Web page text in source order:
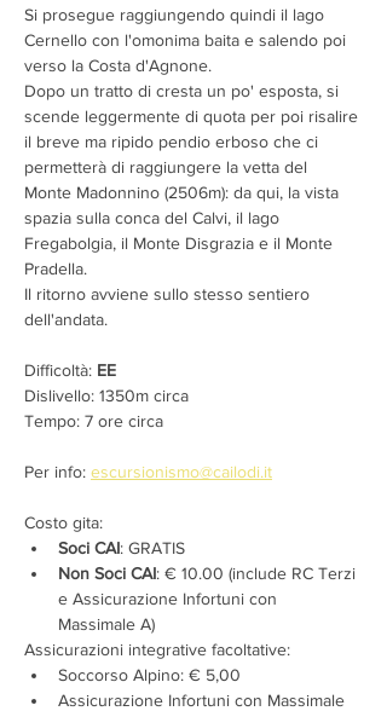
Si prosegue raggiungendo quindi il lago
Cernello con l'omonima baita e salendo poi
verso la Costa d'Agnone.
Dopo un tratto di cresta un po' esposta, si
scende leggermente di quota per poi risalire
il breve ma ripido pendio erboso che ci
permetterà di raggiungere la vetta del
Monte Madonnino (2506m): da qui, la vista
spazia sulla conca del Calvi, il lago
Fregabolgia, il Monte Disgrazia e il Monte
Pradella.
Il ritorno avviene sullo stesso sentiero
dell'andata.
Difficoltà: EE
Dislivello: 1350m circa
Tempo: 7 ore circa
Per info: escursionismo@cailodi.it
Costo gita:
Soci CAI: GRATIS
Non Soci CAI: € 10.00 (include RC Terzi
e Assicurazione Infortuni con
Massimale A)
Assicurazioni integrative facoltative:
Soccorso Alpino: € 5,00
Assicurazione Infortuni con Massimale